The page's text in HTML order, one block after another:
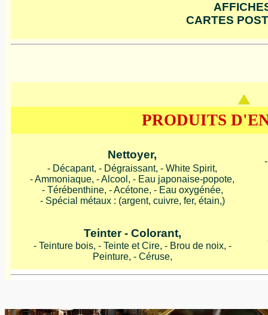
CARTES
PRODUITS
Nettoyer,
- Décapant, - Dégraissant, - White Spirit,
- Ammoniaque, - Alcool, - Eau japonaise-popote,
- Térébenthine, - Acétone, - Eau oxygénée,
- Spécial métaux : (argent, cuivre, fer, étain,)
Teinter - Colorant,
- Teinture bois, - Teinte et Cire, - Brou de noix, -
Peinture, - Céruse,